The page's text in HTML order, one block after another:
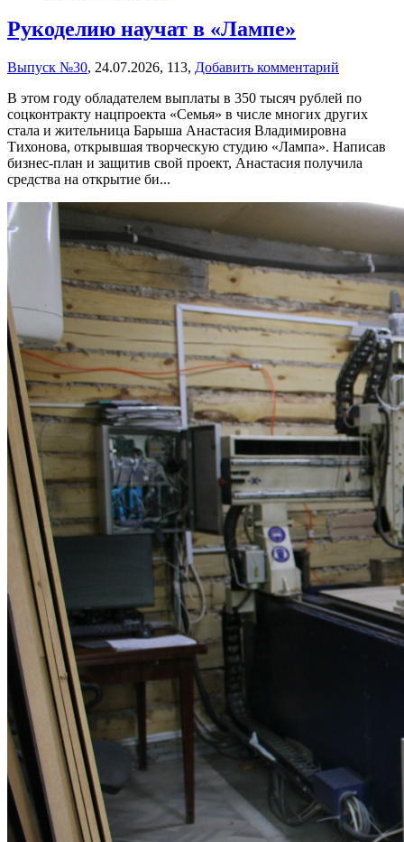
Рукоделию научат в «Лампе»
Выпуск №30, 24.07.2026, 113, Добавить комментарий
В этом году обладателем выплаты в 350 тысяч рублей по
соцконтракту нацпроекта «Семья» в числе многих других
стала и жительница Барыша Анастасия Владимировна
Тихонова, открывшая творческую студию «Лампа». Написав
бизнес-план и защитив свой проект, Анастасия получила
средства на открытие би...